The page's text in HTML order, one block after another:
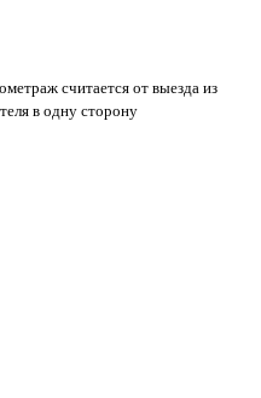
считается от выезда из
в одну сторону